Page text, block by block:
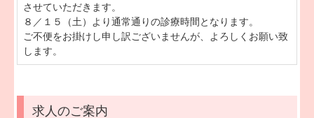
させていただきます。
８／１５（土）より通常通りの診療時間となります。
ご不便をお掛けし申し訳ございませんが、よろしくお願い致
します。
求人のご案内